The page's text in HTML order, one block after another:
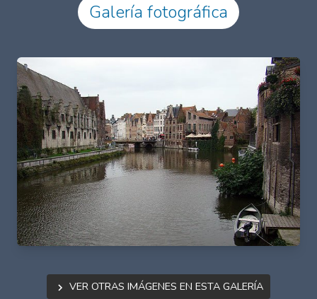
Galería fotográfica
Ver otras imágenes en esta galería